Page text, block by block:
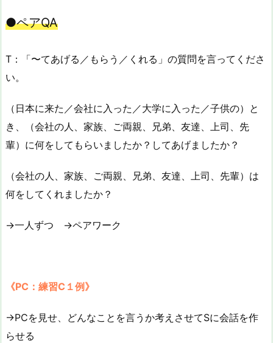
●ペアQA
T：「〜てあげる／もらう／くれる」の質問を言ってくださ
い。
（日本に来た／会社に入った／大学に入った／子供の）と
き、（会社の人、家族、ご両親、兄弟、友達、上司、先
輩）に何をしてもらいましたか？してあげましたか？
（会社の人、家族、ご両親、兄弟、友達、上司、先輩）は
何をしてくれましたか？
→一人ずつ →ペアワーク
《PC：練習C１例》
→PCを見せ、どんなことを言うか考えさせてSに会話を作
らせる